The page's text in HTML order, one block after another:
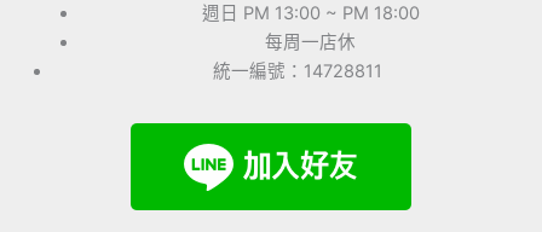
週日 PM 13:00 ~ PM 18:00
每周一店休
統一編號：14728811